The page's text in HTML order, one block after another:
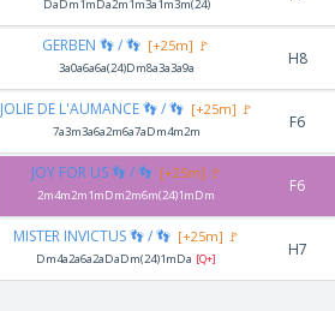
DaDm1mDa2m1m3a1m3m(24)
GERBEN 👣 / 👣 [+25m] 🚩
3a0a6a6a(24)Dm8a3a3a9a H8
JOLIE DE L'AUMANCE 👣 / 👣 [+25m] 🚩
7a3m3a6a2m6a7aDm4m2m F6
JOY FOR US 👣 / 👣 [+25m] 🚩
2m4m2m1mDm2m6m(24)1mDm F6
MISTER INVICTUS 👣 / 👣 [+25m] 🚩
Dm4a2a6a2aDaDm(24)1mDa [Q+] H7